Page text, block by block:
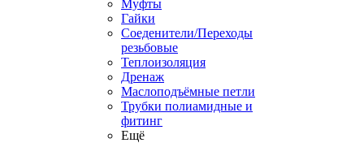
Муфты
Гайки
Соеденители/Переходы
резьбовые
Теплоизоляция
Дренаж
Маслоподъёмные петли
Трубки полиамидные и
фитинг
Ещё